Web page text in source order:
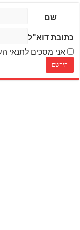
שם
כתובת דוא"ל
אני מסכים לתנאי